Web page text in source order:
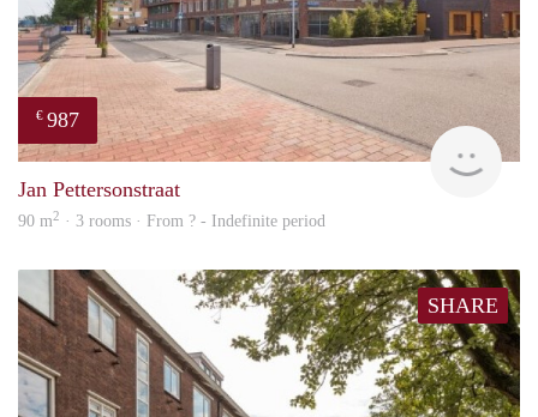
€ 987
Jan Pettersonstraat
90 m2 · 3 rooms · From ? - Indefinite period
SHARE